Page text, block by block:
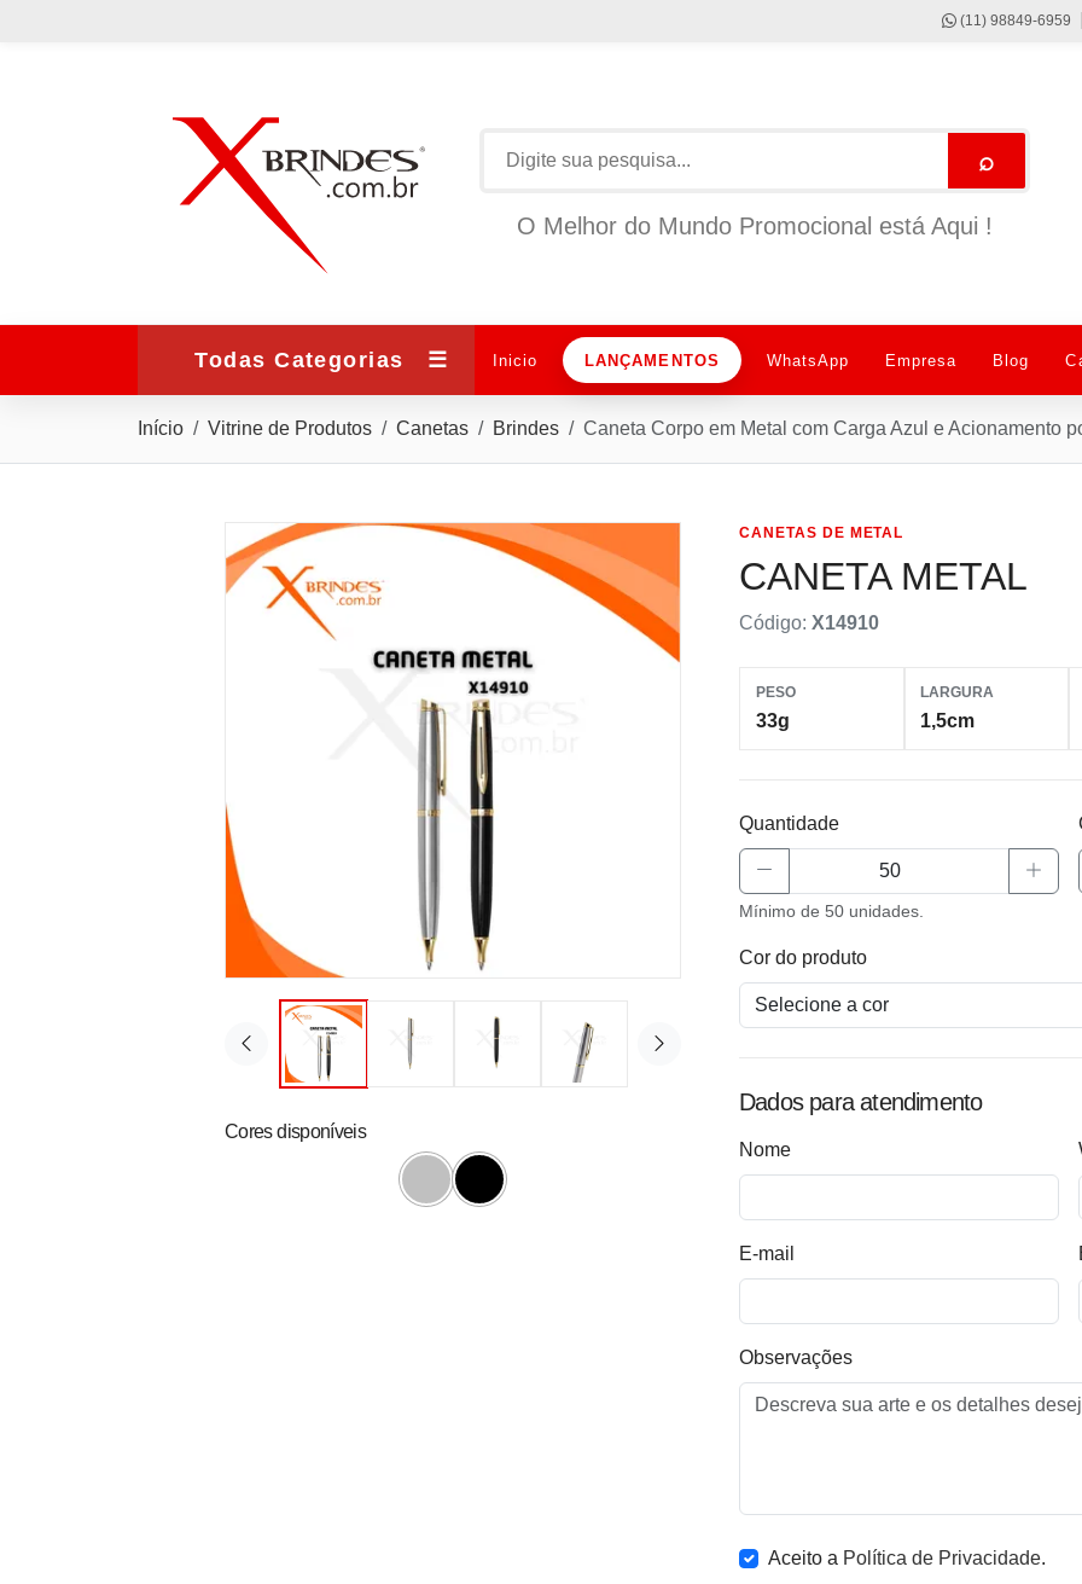
(11) 98849-6959
⌕
O Melhor do Mundo Promocional está Aqui !
Todas Categorias ☰ Inicio LANÇAMENTOS WhatsApp Empresa Blog
Início Vitrine de Produtos Canetas Brindes Caneta Corpo em Metal com Carga Azul e Acionamento
Cores disponíveis
CANETAS DE METAL
CANETA METAL
Código: X14910
PESO
33g
LARGURA
1,5cm
Quantidade
Mínimo de 50 unidades.
Cor do produto
Dados para atendimento
Nome
E-mail
Observações
Aceito a Política de Privacidade.